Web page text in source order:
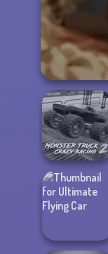
Monster Truck